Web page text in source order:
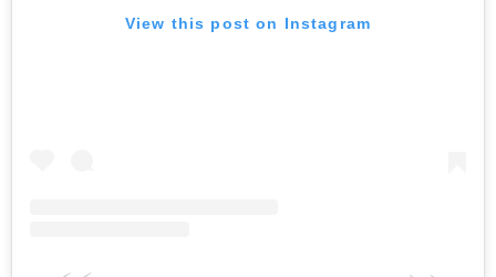
View this post on Instagram